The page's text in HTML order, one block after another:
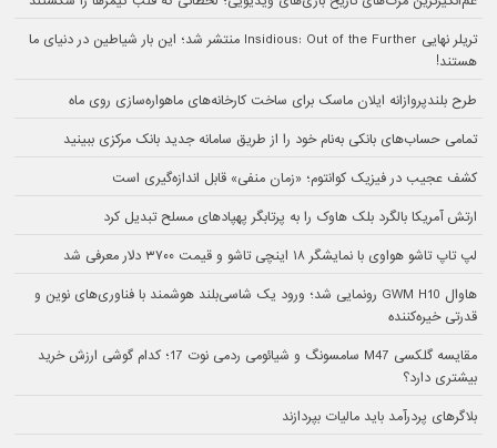
تریلر نهایی Insidious: Out of the Further منتشر شد؛ این بار شیاطین در دنیای ما
هستند!
طرح بلندپروازانه ایلان ماسک برای ساخت کارخانه‌های ماهواره‌سازی روی ماه
تمامی حساب‌های بانکی به‌نام خود را از طریق سامانه جدید بانک مرکزی ببینید
کشف عجیب در فیزیک کوانتوم؛ «زمان منفی» قابل اندازه‌گیری است
ارتش آمریکا بالگرد بلک هاوک را به پرتابگر پهپادهای مسلح تبدیل کرد
لپ تاپ تاشو هواوی با نمایشگر ۱۸ اینچی تاشو و قیمت ۳۷۰۰ دلار معرفی شد
هاوال GWM H10 رونمایی شد؛ ورود یک شاسی‌بلند هوشمند با فناوری‌های نوین و
قدرتی خیره‌کننده
مقایسه گلکسی M47 سامسونگ و شیائومی ردمی نوت 17؛ کدام گوشی ارزش خرید
بیشتری دارد؟
بلاگرهای پردرآمد باید مالیات بپردازند